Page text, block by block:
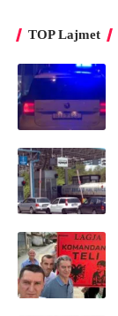
TOP Lajmet